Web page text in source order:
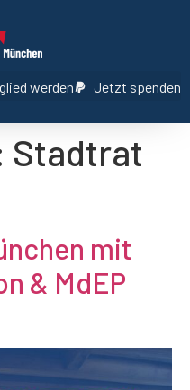
werden Jetzt spenden
Stadtrat
mit
& MdEP